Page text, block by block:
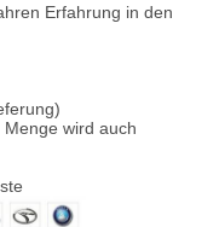
Erfahrung in den
wird auch